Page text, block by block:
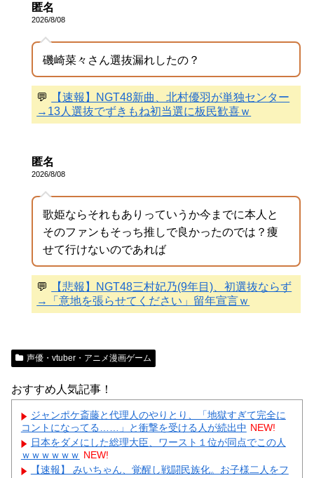
匿名
2026/8/08
磯崎菜々さん選抜漏れしたの？
💬
【速報】NGT48新曲、北村優羽が単独センター
→13人選抜でずきもね初当選に板民歓喜ｗ
匿名
2026/8/08
歌姫ならそれもありっていうか今までに本人と
そのファンもそっち推しで良かったのでは？痩
せて行けないのであれば
💬
【悲報】NGT48三村妃乃(9年目)、初選抜ならず
→「意地を張らせてください」留年宣言ｗ
声優・vtuber・アニメ漫画ゲーム
おすすめ人気記事！
ジャンポケ斎藤と代理人のやりとり、「地獄すぎて完全に
コントになってる……」と衝撃を受ける人が続出中 NEW!
日本をダメにした総理大臣、ワースト１位が同点でこの人
ｗｗｗｗｗｗ NEW!
【速報】 みいちゃん、覚醒し戦闘民族化。お子様二人をフ